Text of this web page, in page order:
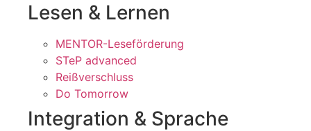
Lesen & Lernen
MENTOR-Leseförderung
STeP advanced
Reißverschluss
Do Tomorrow
Integration & Sprache